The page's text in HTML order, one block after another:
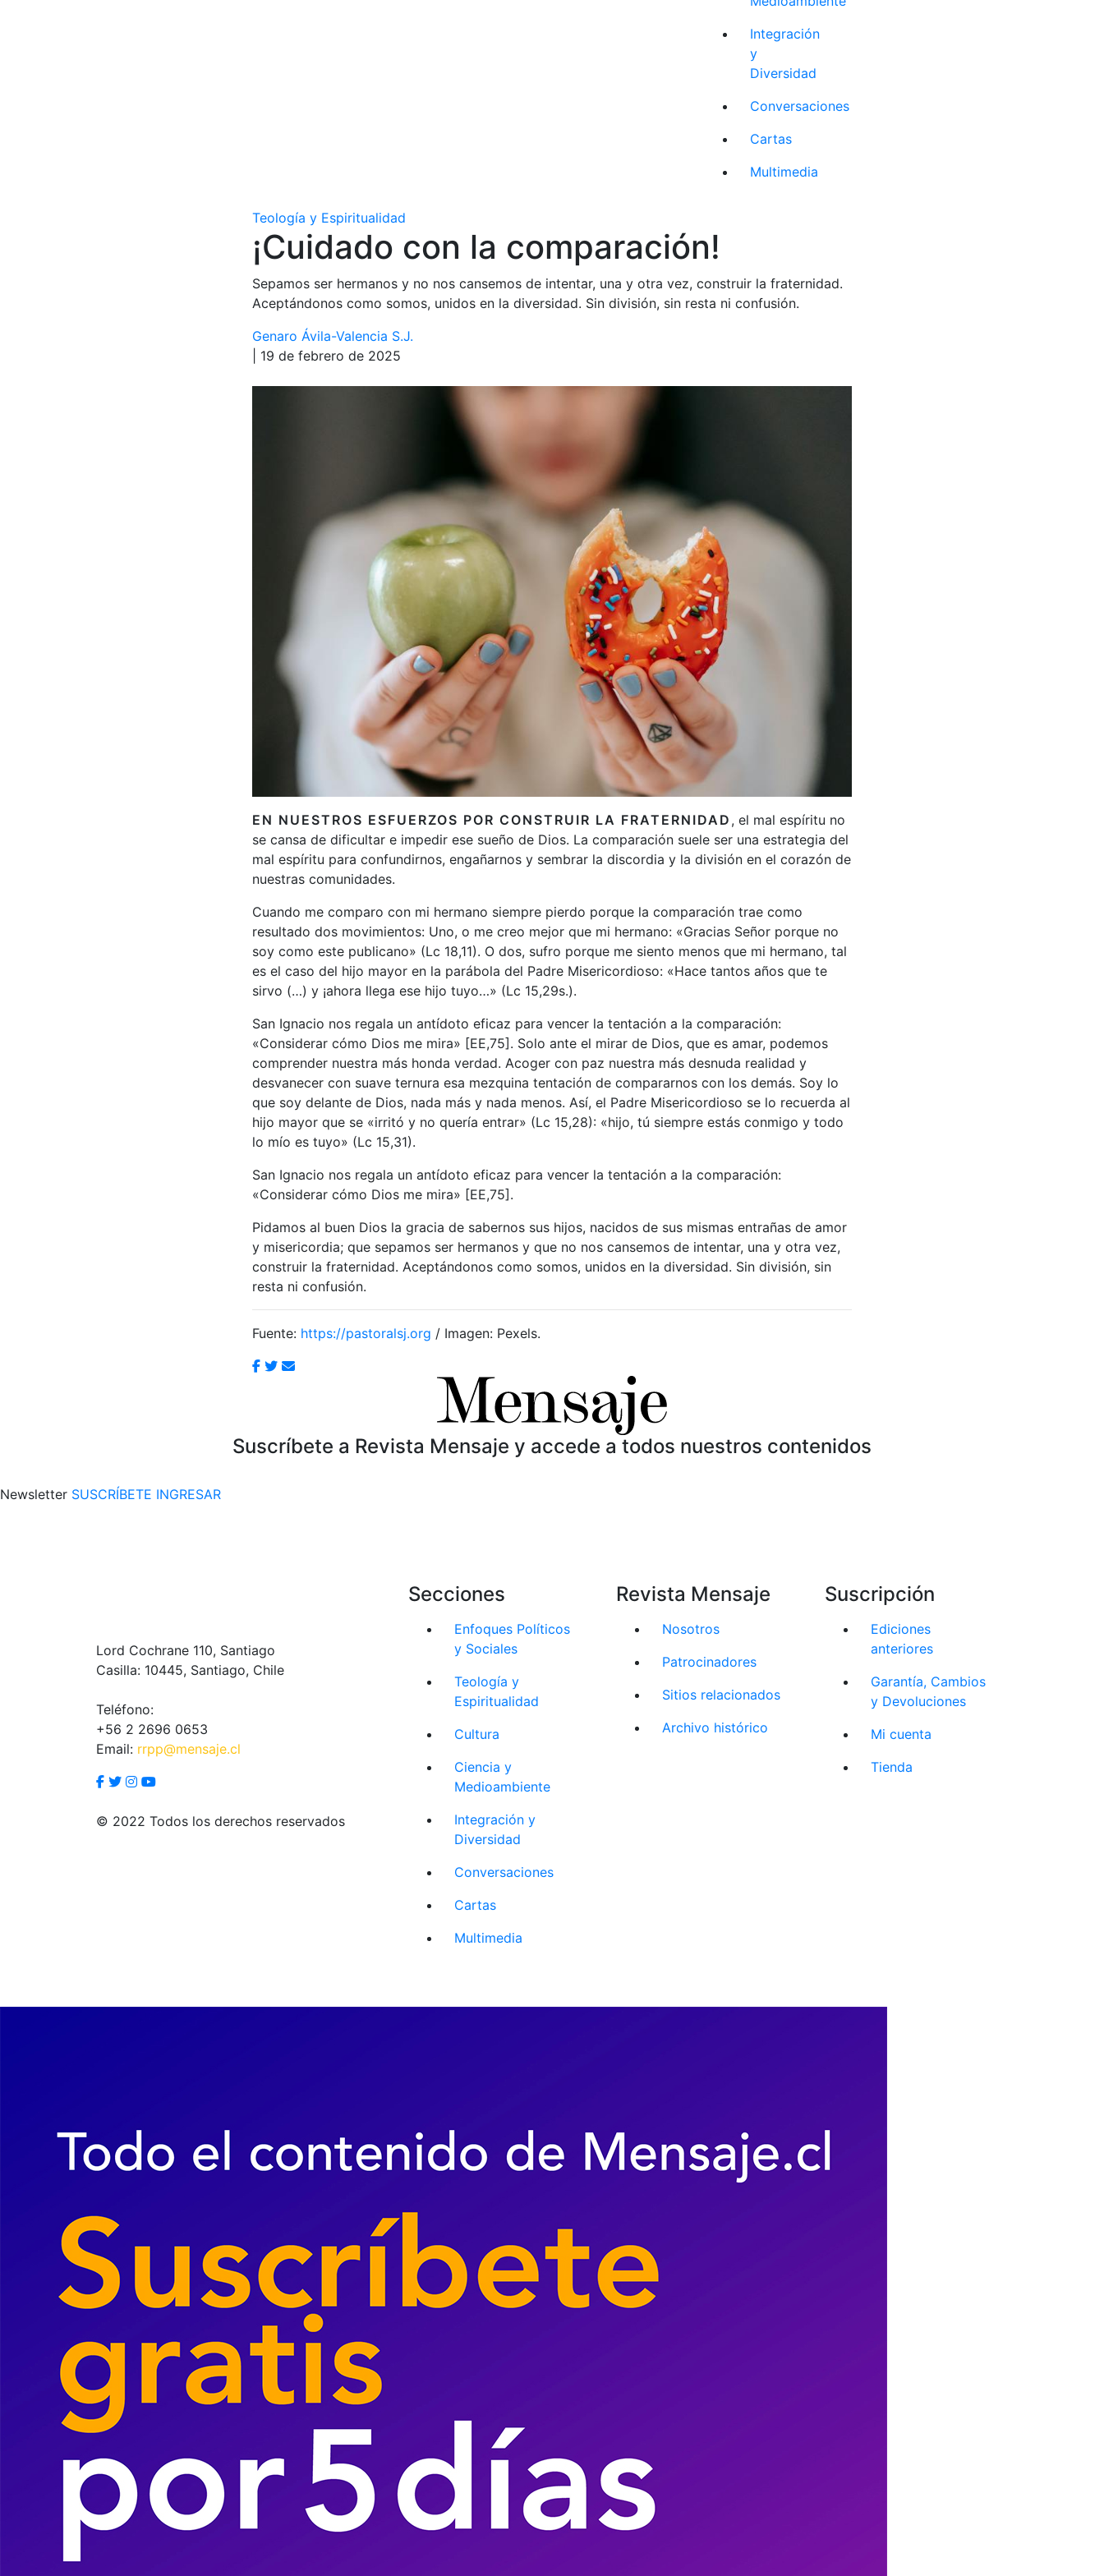
Integración
y
Diversidad
Conversaciones
Cartas
Multimedia
Teología y Espiritualidad
¡Cuidado con la comparación!
Sepamos ser hermanos y no nos cansemos de intentar, una y otra vez, construir la fraternidad.
Aceptándonos como somos, unidos en la diversidad. Sin división, sin resta ni confusión.
Genaro Ávila-Valencia S.J.
| 19 de febrero de 2025
EN NUESTROS ESFUERZOS POR CONSTRUIR LA FRATERNIDAD , el mal espíritu no
se cansa de dificultar e impedir ese sueño de Dios. La comparación suele ser una estrategia del
mal espíritu para confundirnos, engañarnos y sembrar la discordia y la división en el corazón de
nuestras comunidades.
Cuando me comparo con mi hermano siempre pierdo porque la comparación trae como
resultado dos movimientos: Uno, o me creo mejor que mi hermano: «Gracias Señor porque no
soy como este publicano» (Lc 18,11). O dos, sufro porque me siento menos que mi hermano, tal
es el caso del hijo mayor en la parábola del Padre Misericordioso: «Hace tantos años que te
sirvo (…) y ¡ahora llega ese hijo tuyo…» (Lc 15,29s.).
San Ignacio nos regala un antídoto eficaz para vencer la tentación a la comparación:
«Considerar cómo Dios me mira» [EE,75]. Solo ante el mirar de Dios, que es amar, podemos
comprender nuestra más honda verdad. Acoger con paz nuestra más desnuda realidad y
desvanecer con suave ternura esa mezquina tentación de compararnos con los demás. Soy lo
que soy delante de Dios, nada más y nada menos. Así, el Padre Misericordioso se lo recuerda al
hijo mayor que se «irritó y no quería entrar» (Lc 15,28): «hijo, tú siempre estás conmigo y todo
lo mío es tuyo» (Lc 15,31).
San Ignacio nos regala un antídoto eficaz para vencer la tentación a la comparación:
«Considerar cómo Dios me mira» [EE,75].
Pidamos al buen Dios la gracia de sabernos sus hijos, nacidos de sus mismas entrañas de amor
y misericordia; que sepamos ser hermanos y que no nos cansemos de intentar, una y otra vez,
construir la fraternidad. Aceptándonos como somos, unidos en la diversidad. Sin división, sin
resta ni confusión.
Fuente: https://pastoralsj.org / Imagen: Pexels.
Suscríbete a Revista Mensaje y accede a todos nuestros contenidos
Newsletter SUSCRÍBETE INGRESAR
Lord Cochrane 110, Santiago
Casilla: 10445, Santiago, Chile
Teléfono:
+56 2 2696 0653
Email: rrpp@mensaje.cl
© 2022 Todos los derechos reservados
Secciones
Enfoques Políticos
y Sociales
Teología y
Espiritualidad
Cultura
Ciencia y
Medioambiente
Integración y
Diversidad
Conversaciones
Cartas
Multimedia
Revista Mensaje
Nosotros
Patrocinadores
Sitios relacionados
Archivo histórico
Suscripción
Ediciones
anteriores
Garantía, Cambios
y Devoluciones
Mi cuenta
Tienda